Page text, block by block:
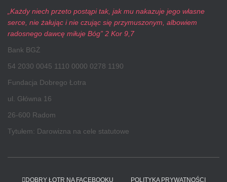
„Każdy niech przeto postąpi tak, jak mu nakazuje jego własne
serce, nie żałując i nie czując się przymuszonym, albowiem
radosnego dawcę miłuje Bóg” 2 Kor 9,7
Bank BGŻ
54 2030 0045 1110 0000 0278 1190
Fundacja Dobrego Łotra
ul. Główna 16
26-600 Radom
Tytułem: Darowizna na cele statutowe
DOBRY ŁOTR NA FACEBOOKU POLITYKA PRYWATNOŚCI